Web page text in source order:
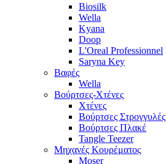
Biosilk
Wella
Kyana
Doop
L'Oreal Professionnel
Saryna Key
Βαφές
Wella
Βούρτσες-Χτένες
Χτένες
Βούρτσες Στρογγυλές
Βούρτσες Πλακέ
Tangle Teezer
Μηχανές Κουρέματος
Moser